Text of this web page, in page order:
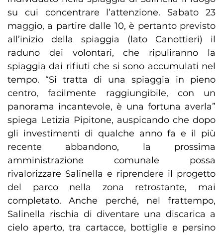
su cui concentrare l’attenzione. Sabato 23
maggio, a partire dalle 10, è pertanto previsto
all’inizio della spiaggia (lato Canottieri) il
raduno dei volontari, che ripuliranno la
spiaggia dai rifiuti che si sono accumulati nel
tempo. “Si tratta di una spiaggia in pieno
centro, facilmente raggiungibile, con un
panorama incantevole, è una fortuna averla”
spiega Letizia Pipitone, auspicando che dopo
gli investimenti di qualche anno fa e il più
recente abbandono, la prossima
amministrazione comunale possa
rivalorizzare Salinella e riprendere il progetto
del parco nella zona retrostante, mai
completato. Anche perché, nel frattempo,
Salinella rischia di diventare una discarica a
cielo aperto, tra cartacce, bottiglie e persino